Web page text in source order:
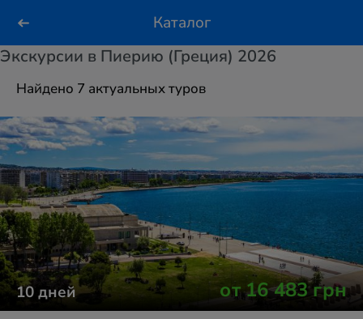
Каталог
Экскурсии в Пиерию (Греция) 2026
Найдено 7 актуальных туров
10дней от16 483грн